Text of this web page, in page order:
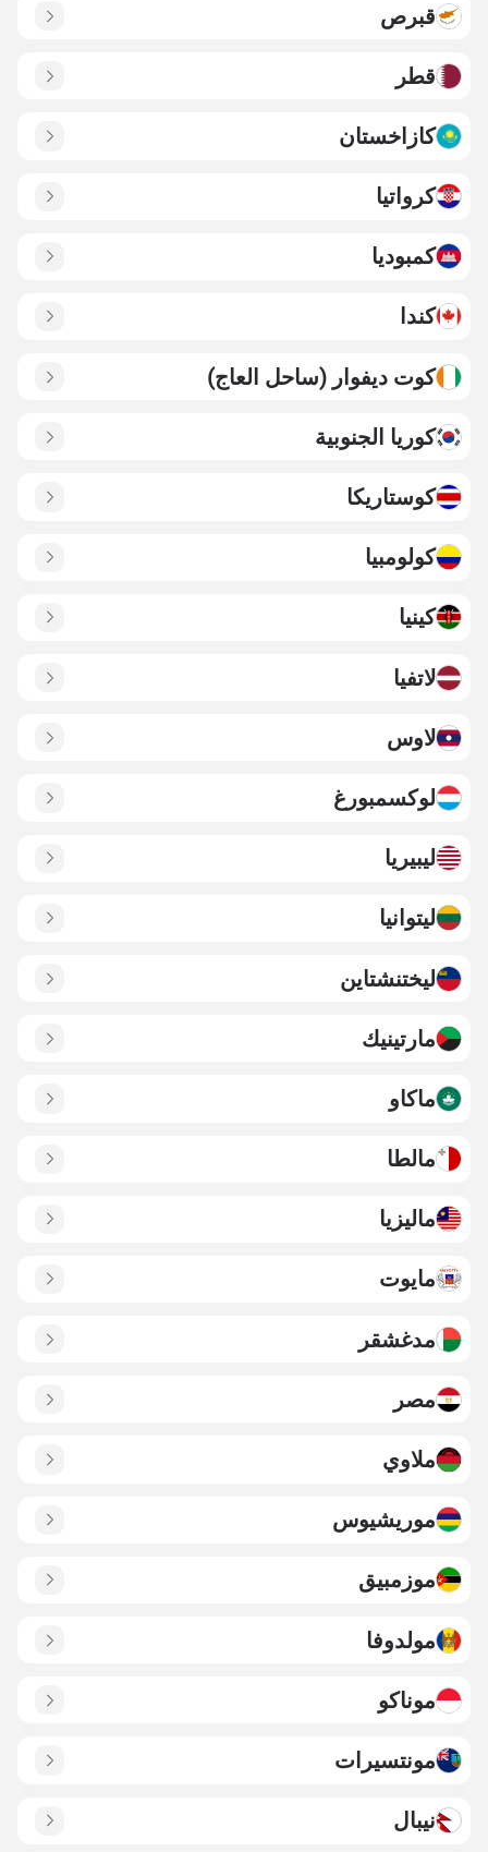
قبرص
قطر
كازاخستان
كرواتيا
كمبوديا
كندا
كوت ديفوار (ساحل العاج)
كوريا الجنوبية
كوستاريكا
كولومبيا
كينيا
لاتفيا
لاوس
لوكسمبورغ
ليبيريا
ليتوانيا
ليختنشتاين
مارتينيك
ماكاو
مالطا
ماليزيا
مايوت
مدغشقر
مصر
ملاوي
موريشيوس
موزمبيق
مولدوفا
موناكو
مونتسيرات
نيبال